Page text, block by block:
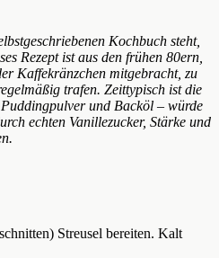
Kochbuch steht,
Rezept ist aus den frühen 80ern,
Kaffekränzchen mitgebracht, zu
trafen. Zeittypisch ist die
und Backöl – würde
echten Vanillezucker, Stärke und
Streusel bereiten. Kalt